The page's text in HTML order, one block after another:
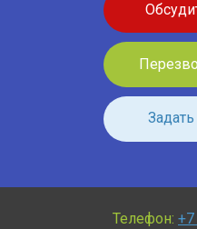
Телефон: